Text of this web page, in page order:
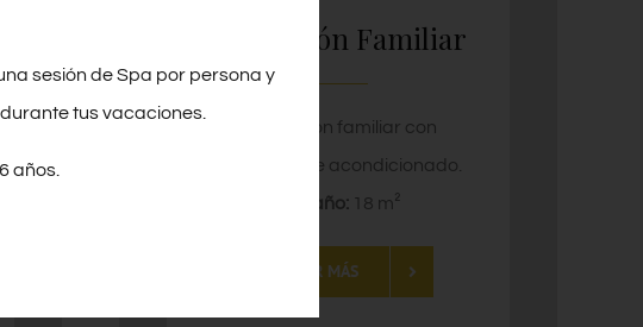
Habitación Familiar
Habitación familiar con
balcón y aire acondicionado.
Tamaño: 18 m²
SABER MÁS
sesión de Spa por persona y
tus vacaciones.
años.